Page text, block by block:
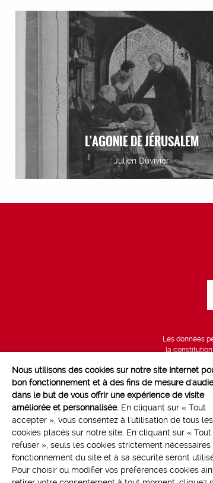
L’AGONIE DE JÉRUSALEM
Julien Duvivier
Les données
la constitution
vous
données,
Line up
Contact
Nous utilisons des cookies sur notre site Internet
bon fonctionnement et à des fins de mesure
dans le but de vous offrir une expérience de visite
améliorée et personnalisée. En cliquant sur « Tout
accepter », vous consentez à l'utilisation de tous les
cookies placés sur notre site. En cliquant sur « Tout
refuser », seuls les cookies strictement nécessaires
fonctionnement du site et à sa sécurité seront
Pour choisir ou modifier vos préférences cookies